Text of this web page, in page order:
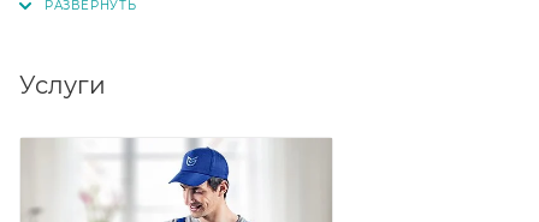
деревянными ламелями. Конструкция кровати
Услуги